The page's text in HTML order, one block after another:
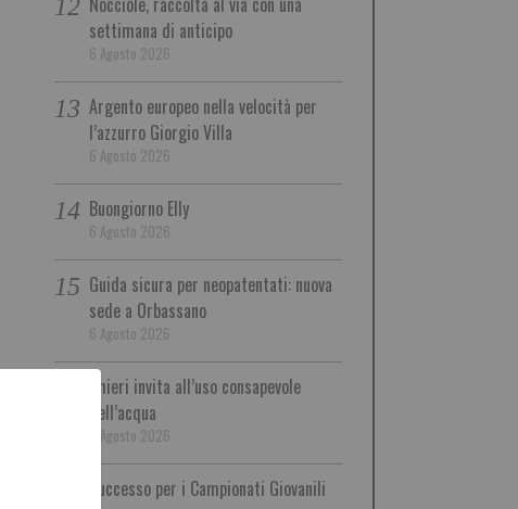
settimana di anticipo
6 Agosto 2026
Argento europeo nella velocità per
l’azzurro Giorgio Villa
6 Agosto 2026
Buongiorno Elly
6 Agosto 2026
Guida sicura per neopatentati: nuova
sede a Orbassano
6 Agosto 2026
Chieri invita all’uso consapevole
dell’acqua
6 Agosto 2026
Successo per i Campionati Giovanili